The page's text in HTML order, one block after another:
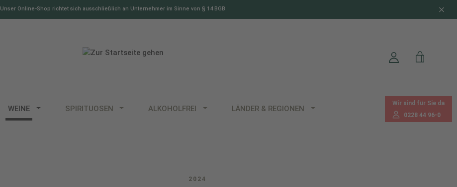
Unser Online-Shop richtet sich ausschließlich an Unternehmer im Sinne von § 14 BGB
WEINE SPIRITUOSEN ALKOHOLFREI LÄNDER & REGIONEN
Wir sind für Sie da
0228 44 96-0
2024